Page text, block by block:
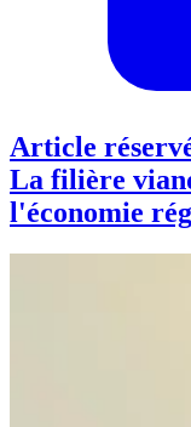
Article
La filière
l'économie